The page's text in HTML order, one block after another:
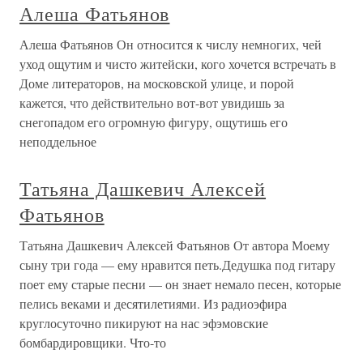
Алеша Фатьянов
Алеша Фатьянов Он относится к числу немногих, чей
уход ощутим и чисто житейски, кого хочется встречать в
Доме литераторов, на московской улице, и порой
кажется, что действительно вот-вот увидишь за
снегопадом его огромную фигуру, ощутишь его
неподдельное
Татьяна Дашкевич Алексей
Фатьянов
Татьяна Дашкевич Алексей Фатьянов От автора Моему
сыну три года — ему нравится петь.Дедушка под гитару
поет ему старые песни — он знает немало песен, которые
пелись веками и десятилетиями. Из радиоэфира
круглосуточно пикируют на нас эфэмовские
бомбардировщики. Что-то